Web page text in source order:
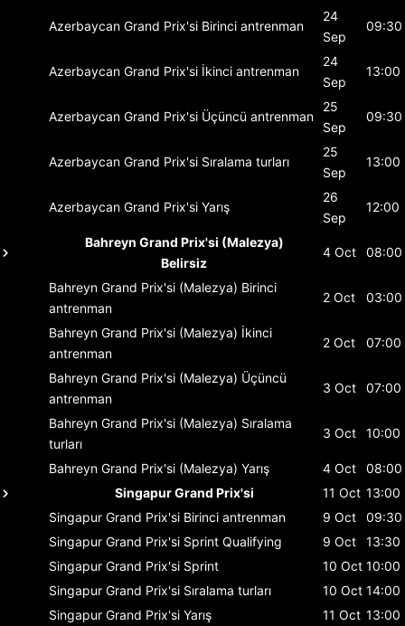
Azerbaycan Grand Prix'si Birinci antrenman
24
Sep
09:30
Azerbaycan Grand Prix'si İkinci antrenman
24
Sep
13:00
Azerbaycan Grand Prix'si Üçüncü antrenman
25
Sep
09:30
Azerbaycan Grand Prix'si Sıralama turları
25
Sep
13:00
Azerbaycan Grand Prix'si Yarış
26
Sep
12:00
Bahreyn Grand Prix'si (Malezya)
Belirsiz
4 Oct 08:00
Bahreyn Grand Prix'si (Malezya) Birinci
antrenman
2 Oct 03:00
Bahreyn Grand Prix'si (Malezya) İkinci
antrenman
2 Oct 07:00
Bahreyn Grand Prix'si (Malezya) Üçüncü
antrenman
3 Oct 07:00
Bahreyn Grand Prix'si (Malezya) Sıralama
turları
3 Oct 10:00
Bahreyn Grand Prix'si (Malezya) Yarış 4 Oct
08:00
Singapur Grand Prix'si
11 Oct 13:00
Singapur Grand Prix'si Birinci antrenman 9 Oct
09:30
Singapur Grand Prix'si Sprint Qualifying 9 Oct
13:30
Singapur Grand Prix'si Sprint 10 Oct 10:00
Singapur Grand Prix'si Sıralama turları 10 Oct 14:00
Singapur Grand Prix'si Yarış 11 Oct 13:00